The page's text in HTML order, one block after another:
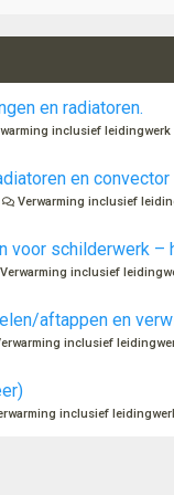
en radiatoren.
inclusief leidingwerk
en convector
Verwarming inclusief
voor schilderwerk –
Verwarming inclusief
aftappen en
inclusief
inclusief